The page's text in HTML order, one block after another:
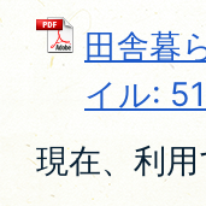
田舎暮
イル:
現在、利用